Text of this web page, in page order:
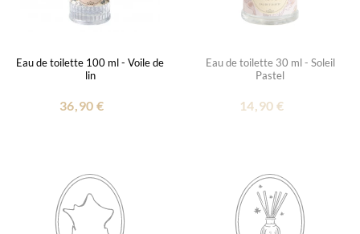
Eau de toilette 100 ml - Voile de
lin
36,90 €
Eau de toilette 30 ml - Soleil
Pastel
14,90 €